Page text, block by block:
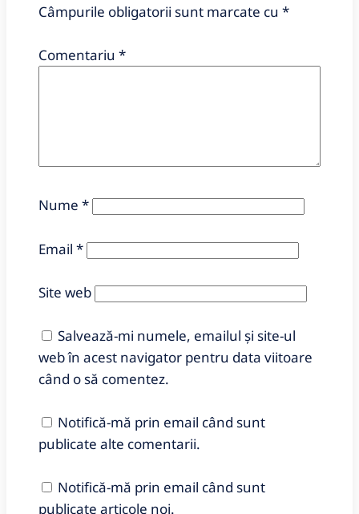
Câmpurile obligatorii sunt marcate cu *
Comentariu *
Nume *
Email *
Site web
Salvează-mi numele, emailul și site-ul
web în acest navigator pentru data viitoare
când o să comentez.
Notifică-mă prin email când sunt
publicate alte comentarii.
Notifică-mă prin email când sunt
publicate articole noi.